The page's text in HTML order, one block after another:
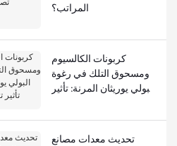
المراتب؟
كربونات الكالسيوم
ومسحوق التلك في رغوة
البولي يوريثان المرنة: تأثير
تحديث معدات مصانع